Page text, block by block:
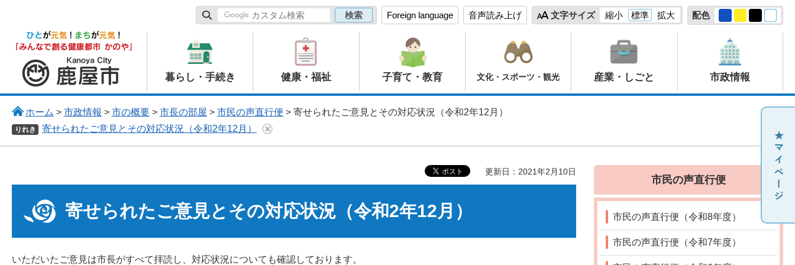
Foreign language 音声読み上げ 文字サイズ 縮小 標準 拡大 配色
鹿屋市
暮らし・手続き 健康・福祉 子育て・教育 文化・スポーツ・観光 産業・しごと 市政情報
ホーム > 市政情報 > 市の概要> 市長の部屋 > 市民の声直行便 > 寄せられたご意見とその対応状況（令和2年12月）
りれき 寄せられたご意見とその対応状況（令和2年12月）
更新日：2021年2月10日
寄せられたご意見とその対応状況（令和2年12月）
いただいたご意見は市長がすべて拝読し、対応状況についても確認しております。
市民の声直行便
市民の声直行便（令和8年度）
市民の声直行便（令和7年度）